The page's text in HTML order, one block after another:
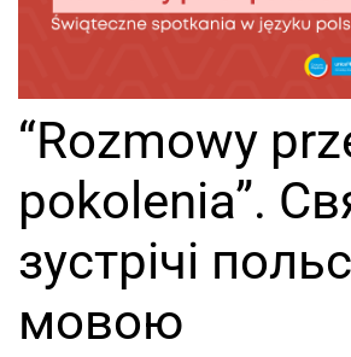
“Rozmowy
pokolenia”.
зустрічі
мовою